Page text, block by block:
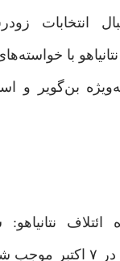
انتخابات
با
بن‌گویر و
ائتلاف
جعلی اسرائیل در ۷